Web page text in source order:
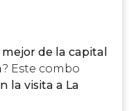
mejor de la capital
? Este combo
la visita a La